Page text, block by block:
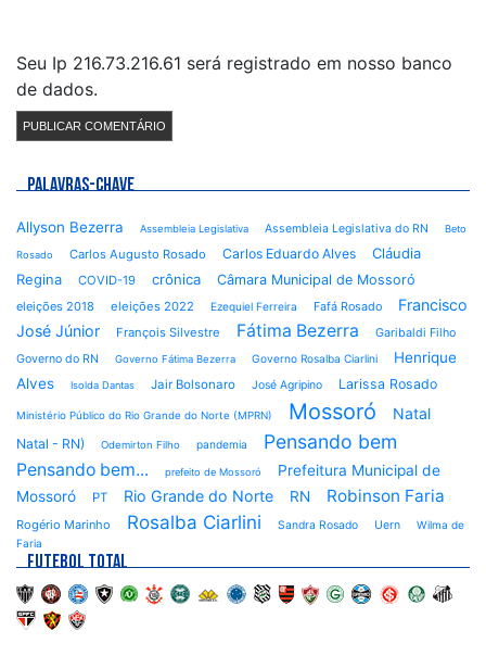
Seu Ip 216.73.216.61 será registrado em nosso banco
de dados.
PALAVRAS-CHAVE
Allyson Bezerra Assembleia Legislativa Assembleia Legislativa do RN Beto
Rosado Carlos Augusto Rosado Carlos Eduardo Alves
Cláudia
Regina
COVID-19 crônica Câmara Municipal de Mossoró
eleições 2018 eleições 2022 Ezequiel Ferreira Fafá Rosado
Francisco
José Júnior
François Silvestre Fátima Bezerra
Garibaldi Filho
Governo do RN
Governo Fátima Bezerra Governo Rosalba Ciarlini
Henrique
Alves
Isolda Dantas Jair Bolsonaro José Agripino Larissa Rosado
Ministério Público do Rio Grande do Norte (MPRN) Mossoró Natal
Natal - RN) Odemirton Filho pandemia Pensando bem
Pensando bem... prefeito de Mossoró
Prefeitura Municipal de
Mossoró
PT Rio Grande do Norte RN Robinson Faria
Rogério Marinho Rosalba Ciarlini Sandra Rosado Uern
Wilma de
Faria
FUTEBOL TOTAL